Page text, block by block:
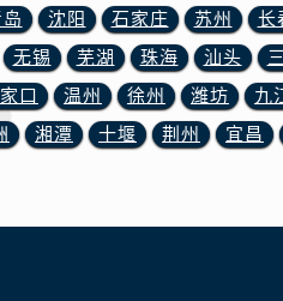
古自治区兴安盟市乌兰浩特市兴
大同市平城区迎宾街浪琴售后
晋城市城区黄华街浪琴售后服
晋中市榆次区顺城街浪琴售后
省临汾市尧都区解放路浪琴售后
朔州市朔城区怡西路与鄯阳西
省忻州市忻府区和平东街与七一
沈阳 石家庄 苏州 长
无锡 芜湖 珠海 汕头
口 温州 徐州 潍坊 九
湘潭 十堰 荆州 宜昌